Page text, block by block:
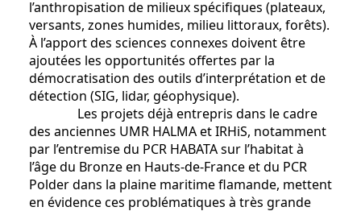
l’anthropisation de milieux spécifiques (plateaux,
versants, zones humides, milieu littoraux, forêts).
À l’apport des sciences connexes doivent être
ajoutées les opportunités offertes par la
démocratisation des outils d’interprétation et de
détection (SIG, lidar, géophysique).
Les projets déjà entrepris dans le cadre
des anciennes UMR HALMA et IRHiS, notamment
par l’entremise du PCR HABATA sur l’habitat à
l’âge du Bronze en Hauts-de-France et du PCR
Polder dans la plaine maritime flamande, mettent
en évidence ces problématiques à très grande